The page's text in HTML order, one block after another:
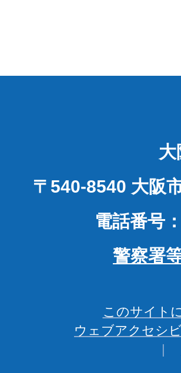
〒540-8540 大阪
電話番号
警察署
このサイト
ウェブアクセシ